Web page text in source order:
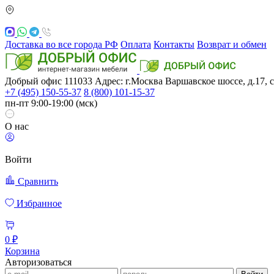
Доставка во все города РФ Оплата Контакты Возврат и обмен
Добрый офис 111033 Адрес: г.Москва Варшавское шоссе, д.17,
+7 (495) 150-55-37 8 (800) 101-15-37
пн-пт 9:00-19:00 (мск)
О нас
Войти
Сравнить
Избранное
0 ₽
Корзина
Авторизоваться